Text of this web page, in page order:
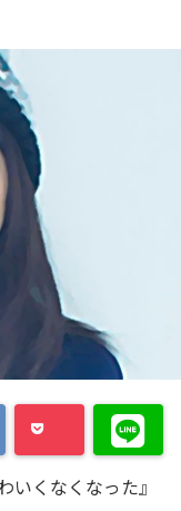
いくなくなった』